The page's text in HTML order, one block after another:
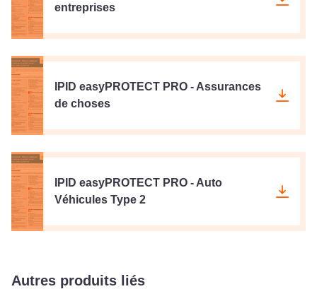
entreprises
IPID easyPROTECT PRO - Assurances
de choses
IPID easyPROTECT PRO - Auto
Véhicules Type 2
Autres produits liés